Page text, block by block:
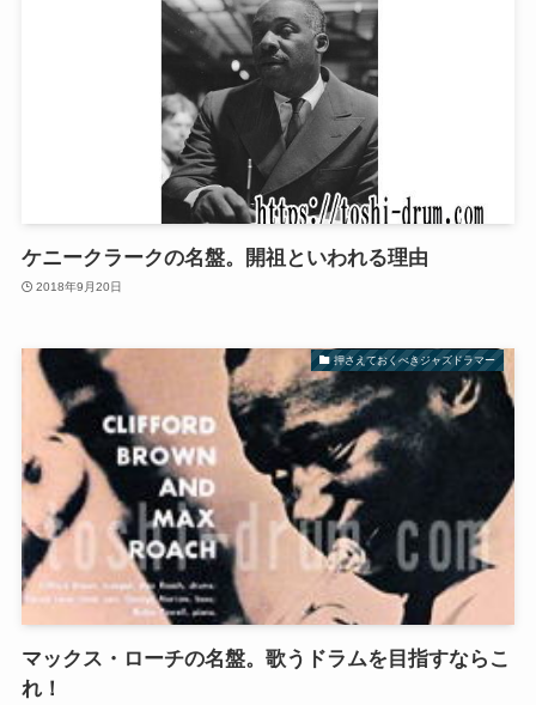
ケニークラークの名盤。開祖といわれる理由
2018年9月20日
押さえておくべきジャズドラマー
マックス・ローチの名盤。歌うドラムを目指すならこ
れ！